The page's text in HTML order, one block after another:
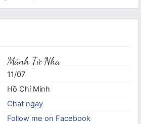
Mãnh Tử Nha
11/07
Hồ Chí Minh
Chat ngay
Follow me on Facebook